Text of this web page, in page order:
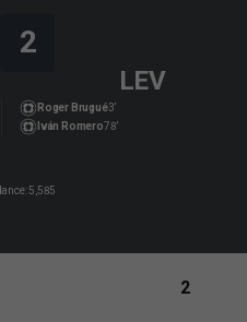
2
LEV
3’
Roger Brugué
78’
Iván Romero
5,585
2